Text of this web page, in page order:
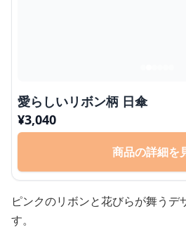
愛らしいリボン柄 日傘
¥3,040
商品の詳細を
ピンクのリボンと花びらが舞うデ
す。